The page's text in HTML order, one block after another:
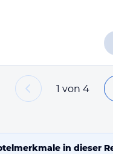
1 von 4
in dieser